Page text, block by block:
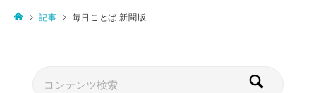
記事 毎日ことば 新聞版